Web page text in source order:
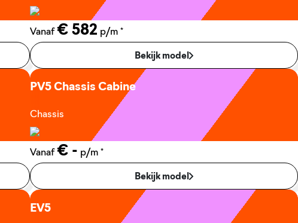
Vanaf € 582 p/m *
Bekijk model
PV5 Chassis Cabine
Chassis
Vanaf € - p/m *
Bekijk model
EV5